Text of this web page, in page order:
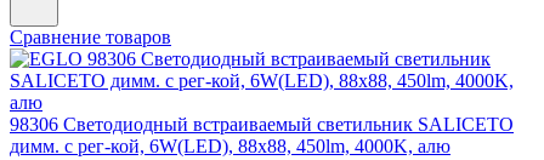
Сравнение товаров
98306 Светодиодный встраиваемый светильник SALICETO
димм. с рег-кой, 6W(LED), 88х88, 450lm, 4000K, алю